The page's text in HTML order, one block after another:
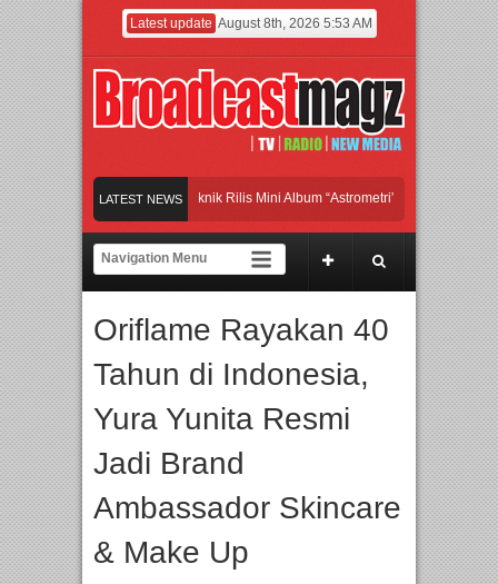
Latest update August 8th, 2026 5:53 AM
LATEST NEWS
Britpop Asal Bogor Piknik Rilis Mini Album “Astrometri” Meramaikan
Gerbang Inovasi dan Peluang Bisnis Industri Gifts dan Housewares Asia
Oriflame Rayakan 40
Tahun di Indonesia,
Yura Yunita Resmi
Jadi Brand
Ambassador Skincare
& Make Up